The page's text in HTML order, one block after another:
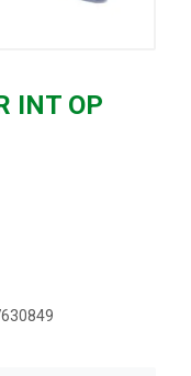
INT OP